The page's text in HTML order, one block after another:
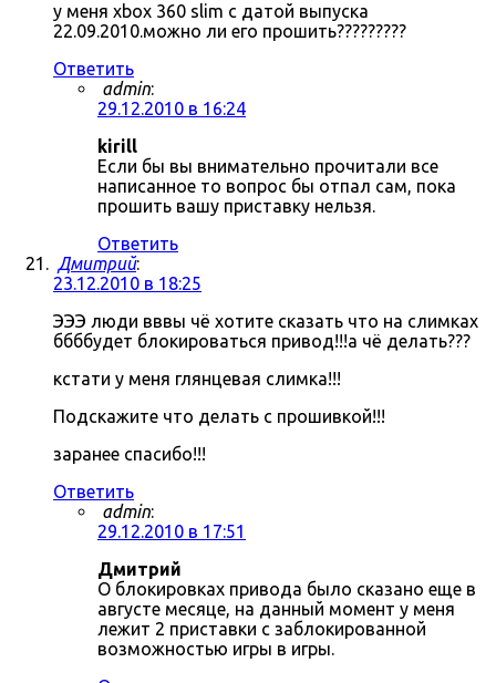
у меня xbox 360 slim с датой выпуска
22.09.2010.можно ли его прошить?????????
Ответить
admin:
29.12.2010 в 16:24
kirill
Если бы вы внимательно прочитали все
написанное то вопрос бы отпал сам, пока
прошить вашу приставку нельзя.
Ответить
Дмитрий:
23.12.2010 в 18:25
ЭЭЭ люди вввы чё хотите сказать что на слимках
ббббудет блокироваться привод!!!а чё делать???
кстати у меня глянцевая слимка!!!
Подскажите что делать с прошивкой!!!
заранее спасибо!!!
Ответить
admin:
29.12.2010 в 17:51
Дмитрий
О блокировках привода было сказано еще в
августе месяце, на данный момент у меня
лежит 2 приставки с заблокированной
возможностью игры в игры.